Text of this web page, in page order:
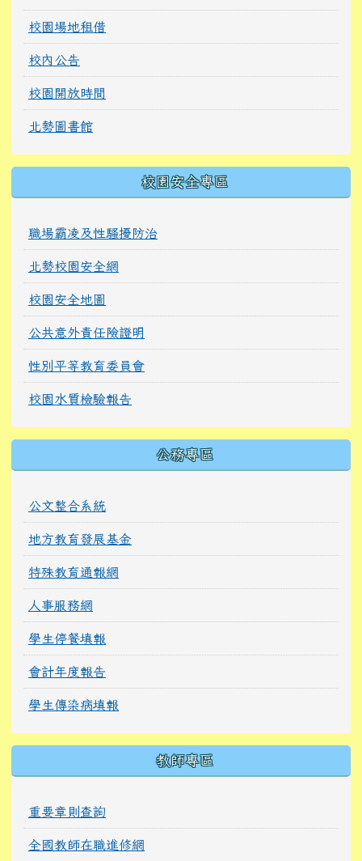
校園場地租借
校內公告
校園開放時間
北勢圖書館
校園安全專區
職場霸凌及性騷擾防治
北勢校園安全網
校園安全地圖
公共意外責任險證明
性別平等教育委員會
校園水質檢驗報告
公務專區
公文整合系統
地方教育發展基金
特殊教育通報網
人事服務網
學生停餐填報
會計年度報告
學生傳染病填報
教師專區
重要章則查詢
全國教師在職進修網